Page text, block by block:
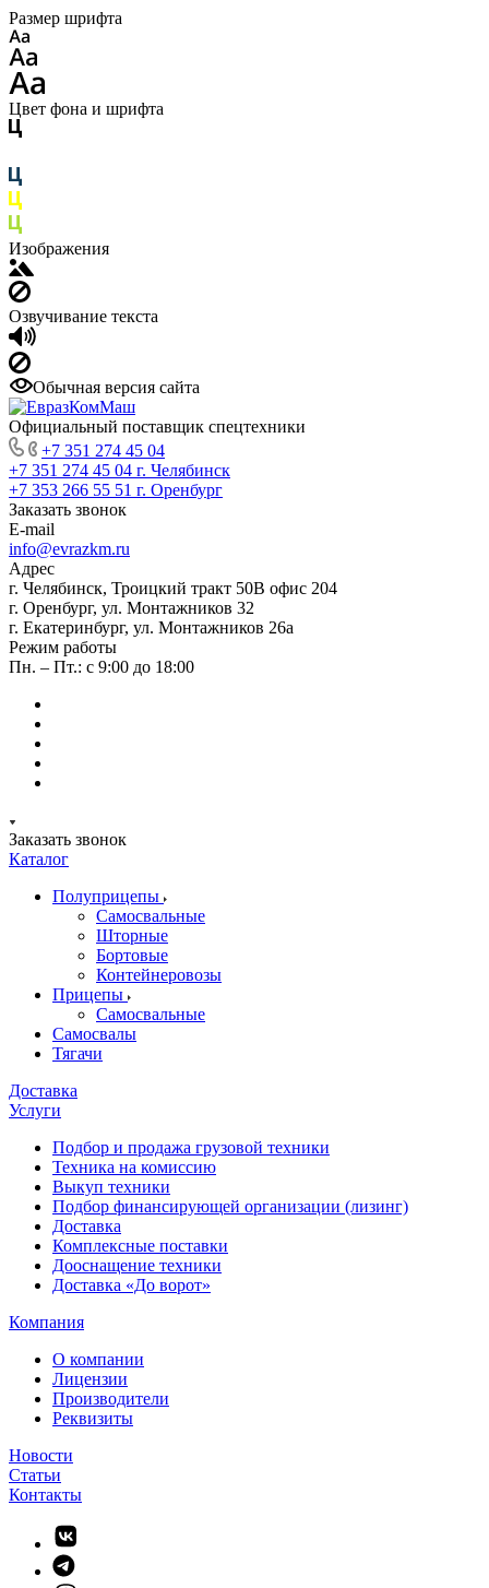
Размер шрифта
Цвет фона и шрифта
Изображения
Озвучивание текста
Обычная версия сайта
Официальный поставщик спецтехники
+7 351 274 45 04
+7 351 274 45 04 г. Челябинск
+7 353 266 55 51 г. Оренбург
Заказать звонок
E-mail
info@evrazkm.ru
Адрес
г. Челябинск, Троицкий тракт 50В офис 204
г. Оренбург, ул. Монтажников 32
г. Екатеринбург, ул. Монтажников 26а
Режим работы
Пн. – Пт.: с 9:00 до 18:00
Заказать звонок
Каталог
Полуприцепы
Самосвальные
Шторные
Бортовые
Контейнеровозы
Прицепы
Самосвальные
Самосвалы
Тягачи
Доставка
Услуги
Подбор и продажа грузовой техники
Техника на комиссию
Выкуп техники
Подбор финансирующей организации (лизинг)
Доставка
Комплексные поставки
Дооснащение техники
Доставка «До ворот»
Компания
О компании
Лицензии
Производители
Реквизиты
Новости
Статьи
Контакты